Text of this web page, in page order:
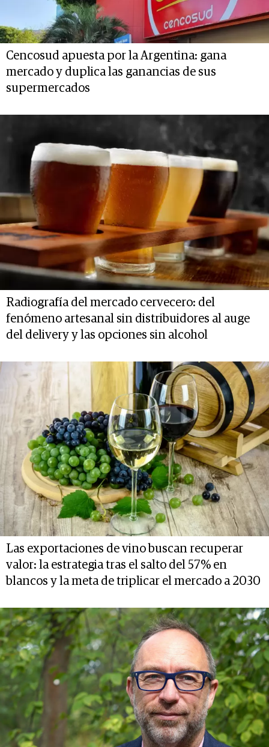
Cencosud apuesta por la Argentina: gana
mercado y duplica las ganancias de sus
supermercados
Radiografía del mercado cervecero: del
fenómeno artesanal sin distribuidores al auge
del delivery y las opciones sin alcohol
Las exportaciones de vino buscan recuperar
valor: la estrategia tras el salto del 57% en
blancos y la meta de triplicar el mercado a 2030